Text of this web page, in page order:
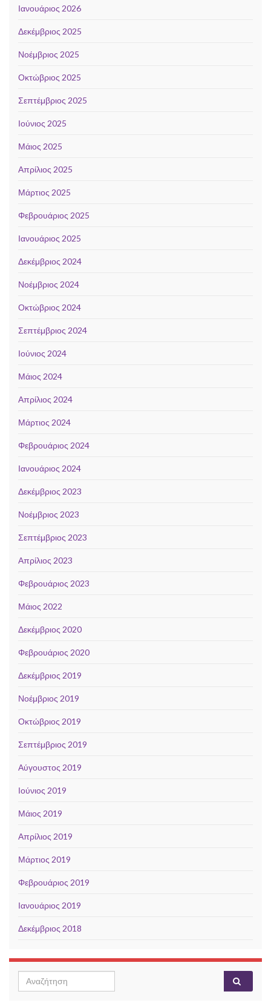
Ιανουάριος 2026
Δεκέμβριος 2025
Νοέμβριος 2025
Οκτώβριος 2025
Σεπτέμβριος 2025
Ιούνιος 2025
Μάιος 2025
Απρίλιος 2025
Μάρτιος 2025
Φεβρουάριος 2025
Ιανουάριος 2025
Δεκέμβριος 2024
Νοέμβριος 2024
Οκτώβριος 2024
Σεπτέμβριος 2024
Ιούνιος 2024
Μάιος 2024
Απρίλιος 2024
Μάρτιος 2024
Φεβρουάριος 2024
Ιανουάριος 2024
Δεκέμβριος 2023
Νοέμβριος 2023
Σεπτέμβριος 2023
Απρίλιος 2023
Φεβρουάριος 2023
Μάιος 2022
Δεκέμβριος 2020
Φεβρουάριος 2020
Δεκέμβριος 2019
Νοέμβριος 2019
Οκτώβριος 2019
Σεπτέμβριος 2019
Αύγουστος 2019
Ιούνιος 2019
Μάιος 2019
Απρίλιος 2019
Μάρτιος 2019
Φεβρουάριος 2019
Ιανουάριος 2019
Δεκέμβριος 2018
Search for: